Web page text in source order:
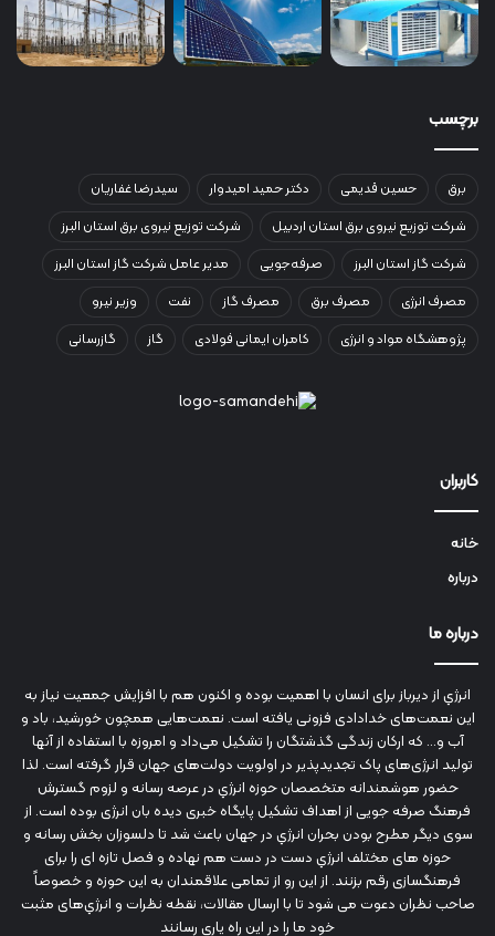
برچسب
برق حسین قدیمی دکتر حمید امیدوار
سیدرضا غفاریان
شرکت توزیع نیروی برق استان اردبیل
شرکت توزیع نیروی برق استان البرز
شرکت گاز استان البرز
صرفه‌جویی
مدیر عامل شرکت گاز استان البرز
مصرف انرژی
مصرف برق مصرف گاز نفت
وزیر نیرو
پژوهشگاه مواد و انرژی
کامران ایمانی فولادی گاز گازرسانی
کاربران
خانه
درباره
درباره ما
انرژي‌ از دیرباز برای انسان با اهمیت بوده و اکنون هم با افزایش جمعیت نیاز به
این نعمت‌های خدادادی فزونی یافته است. نعمت‌هایی همچون خورشید، باد و
آب و... که ارکان زندگی گذشتگان را تشکیل می‌داد و امروزه با استفاده از آنها
تولید انرژی‌های پاک تجدیدپذیر در اولویت دولت‌های جهان قرار گرفته است. لذا
حضور هوشمندانه متخصصان حوزه انرژي در عرصه رسانه و لزوم گسترش
فرهنگ صرفه جویی از اهداف تشکیل پایگاه خبری دیده بان انرژی بوده است. از
سوی دیگر مطرح بودن بحران انرژي در جهان باعث شد تا دلسوزان بخش رسانه و
حوزه های مختلف انرژي دست در دست هم نهاده و فصل تازه ای را برای
فرهنگسازی رقم بزنند. از این رو از تمامی علاقمندان به این حوزه و خصوصاً
صاحب نظران دعوت می شود تا با ارسال مقالات، نقطه نظرات و انرژي‌های مثبت
خود ما را در این راه یاری رسانند